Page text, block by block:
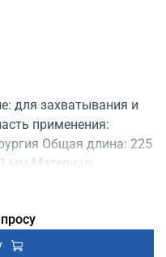
для захватывания и
применения:
Общая длина: 225
мм Материал:
по 10 шт.